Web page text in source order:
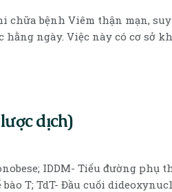
chữa bệnh Viêm thận mạn,
ngày. Việc này có cơ sở
dịch)
IDDM- Tiểu đường phụ
T; TdT- Đầu cuối